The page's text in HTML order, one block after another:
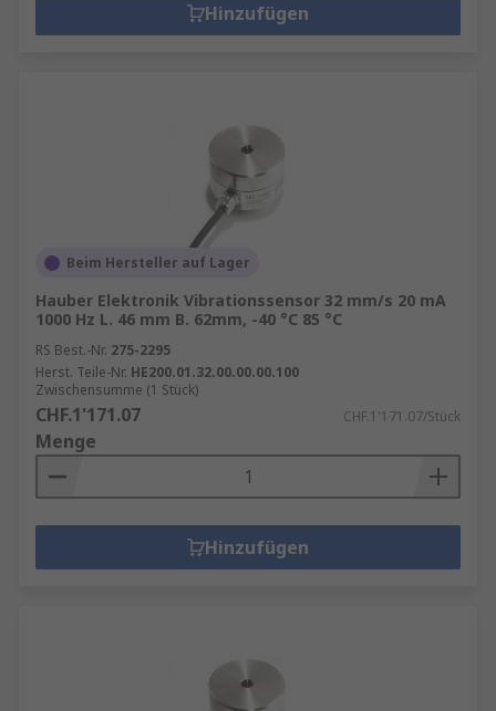
Hinzufügen
Beim Hersteller auf Lager
Hauber Elektronik Vibrationssensor 32 mm/s 20 mA
1000 Hz L. 46 mm B. 62mm, -40 °C 85 °C
RS Best.-Nr. 275-2295
Herst. Teile-Nr. HE200.01.32.00.00.00.100
Zwischensumme (1 Stück)
CHF.1'171.07 CHF.1'171.07/Stück
Menge
Hinzufügen